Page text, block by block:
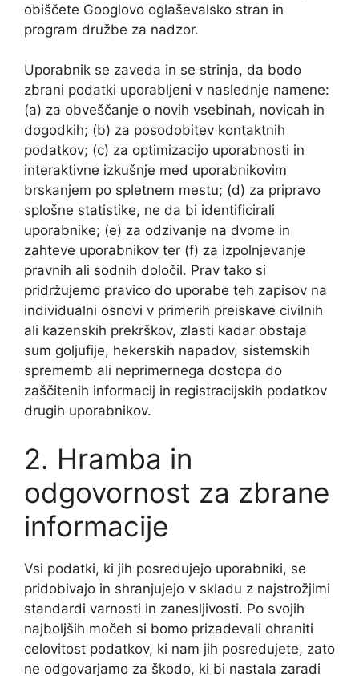
obiščete Googlovo oglaševalsko stran in
program družbe za nadzor.
Uporabnik se zaveda in se strinja, da bodo
zbrani podatki uporabljeni v naslednje namene:
(a) za obveščanje o novih vsebinah, novicah in
dogodkih; (b) za posodobitev kontaktnih
podatkov; (c) za optimizacijo uporabnosti in
interaktivne izkušnje med uporabnikovim
brskanjem po spletnem mestu; (d) za pripravo
splošne statistike, ne da bi identificirali
uporabnike; (e) za odzivanje na dvome in
zahteve uporabnikov ter (f) za izpolnjevanje
pravnih ali sodnih določil. Prav tako si
pridržujemo pravico do uporabe teh zapisov na
individualni osnovi v primerih preiskave civilnih
ali kazenskih prekrškov, zlasti kadar obstaja
sum goljufije, hekerskih napadov, sistemskih
sprememb ali neprimernega dostopa do
zaščitenih informacij in registracijskih podatkov
drugih uporabnikov.
2. Hramba in
odgovornost za zbrane
informacije
Vsi podatki, ki jih posredujejo uporabniki, se
pridobivajo in shranjujejo v skladu z najstrožjimi
standardi varnosti in zanesljivosti. Po svojih
najboljših močeh si bomo prizadevali ohraniti
celovitost podatkov, ki nam jih posredujete, zato
ne odgovarjamo za škodo, ki bi nastala zaradi